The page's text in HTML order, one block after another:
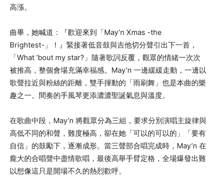
高漲。
曲畢，她喊道：『歡迎來到「May’n Xmas -the
Brightest-」！』緊接著低音鼓與吉他切分聲引出下一首，
「What ’bout my star?」隨著歌詞反覆，觀眾的情緒一次次
被推高，整個會場充滿幸福感。May’n 一邊緩緩走動，一邊以
歌聲拉近與粉絲的距離，雙手揮動的「雨刷舞」也是本曲的樂
趣之一。間奏的手風琴更添濃濃聖誕氣息與溫度。
在歌曲中段，May’n 將觀眾分為三組，要求分別演唱主旋律與
高低不同的和聲，難度極高，卻在她「可以的可以的」「要有
自信」的鼓勵下，逐漸成形。當三聲部合唱完成時，May’n 在
龐大的合唱聲中盡情歌唱，最後高舉手臂定格，全場爆發出難
以想像這只是開場不久的熱烈歡呼。